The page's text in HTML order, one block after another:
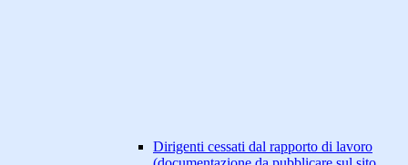
Dirigenti cessati dal rapporto di lavoro